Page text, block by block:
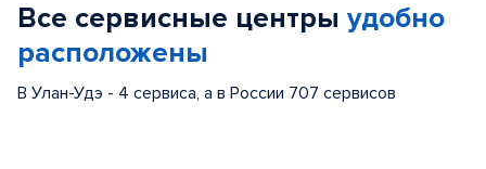
Все сервисные центры удобно
расположены
В Улан-Удэ - 4 сервиса, а в России 707 сервисов